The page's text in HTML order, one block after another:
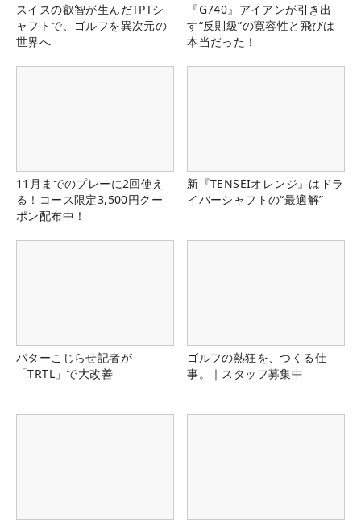
スイスの叡智が生んだTPTシ
ャフトで、ゴルフを異次元の
世界へ
『G740』アイアンが引き出
す“反則級”の寛容性と飛びは
本当だった！
11月までのプレーに2回使え
る！コース限定3,500円クー
ポン配布中！
新『TENSEIオレンジ』はドラ
イバーシャフトの“最適解”
パターこじらせ記者が
「TRTL」で大改善
ゴルフの熱狂を、つくる仕
事。｜スタッフ募集中